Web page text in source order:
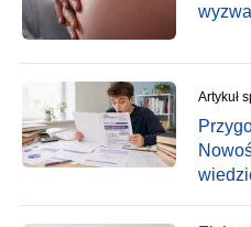
Artykuł